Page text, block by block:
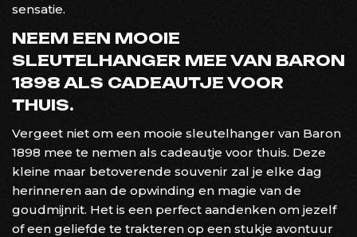
sensatie.
NEEM EEN MOOIE
SLEUTELHANGER MEE VAN BARON
1898 ALS CADEAUTJE VOOR
THUIS.
Vergeet niet om een mooie sleutelhanger van Baron
1898 mee te nemen als cadeautje voor thuis. Deze
kleine maar betoverende souvenir zal je elke dag
herinneren aan de opwinding en magie van de
goudmijnrit. Het is een perfect aandenken om jezelf
of een geliefde te trakteren op een stukje avontuur